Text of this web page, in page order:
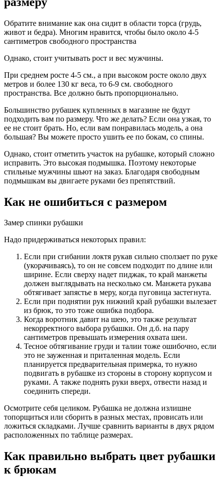
Обратите внимание как она сидит в области торса (грудь,
живот и бедра). Многим нравится, чтобы было около 4-5
сантиметров свободного пространства
Однако, стоит учитывать рост и вес мужчины.
При среднем росте 4-5 см., а при высоком росте около двух
метров и более 130 кг веса, то 6-9 см. свободного
пространства. Все должно быть пропорционально.
Большинство рубашек купленных в магазине не будут
подходить вам по размеру. Что же делать? Если она узкая, то
ее не стоит брать. Но, если вам понравилась модель, а она
большая? Вы можете просто ушить ее по бокам, со спины.
Однако, стоит отметить участок на рубашке, который сложно
исправить. Это высокая подмышка. Поэтому некоторые
стильные мужчины шьют на заказ. Благодаря свободным
подмышкам вы двигаете руками без препятствий.
Как не ошибиться с размером
Замер спинки рубашки
Надо придерживаться некоторых правил:
Если при сгибании локтя рукав сильно сползает по руке
(укорачиваясь), то он не совсем подходит по длине или
ширине. Если сверху надет пиджак, то край манжеты
должен выглядывать на несколько см. Манжета рукава
обтягивает запястье в меру, когда пуговица застегнута.
Если при поднятии рук нижний край рубашки вылезает
из брюк, то это тоже ошибка подбора.
Когда воротник давит на шею, это также результат
некорректного выбора рубашки. Он д.б. на пару
сантиметров превышать измерения охвата шеи.
Тесное обтягивание груди и талии тоже ошибочно, если
это не зауженная и приталенная модель. Если
планируется предварительная примерка, то нужно
подвигать в рубашке из стороны в сторону корпусом и
руками. А также поднять руки вверх, отвести назад и
соединить спереди.
Осмотрите себя целиком. Рубашка не должна излишне
топорщиться или сборить в разных местах, провисать или
ложиться складками. Лучше сравнить варианты в двух рядом
расположенных по таблице размерах.
Как правильно выбрать цвет рубашки
к брюкам